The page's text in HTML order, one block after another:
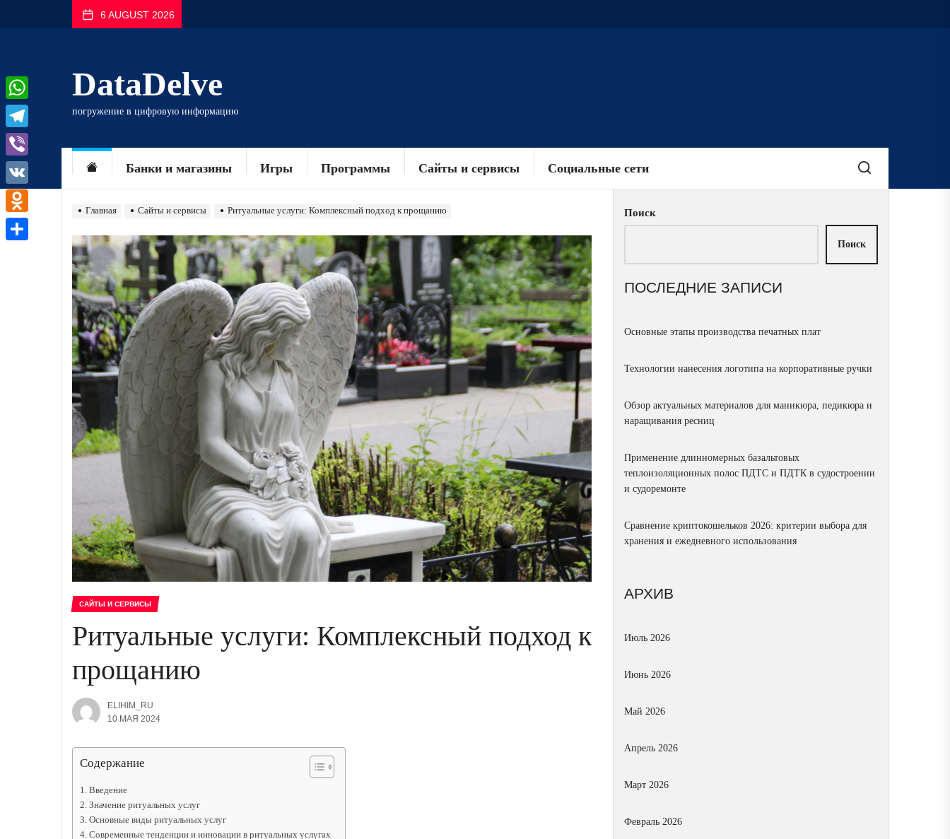
6 AUGUST 2026
DataDelve
погружение в цифровую информацию
Банки и магазины Игры Программы Сайты и сервисы Социальные сети
Главная Сайты и сервисы Ритуальные услуги: Комплексный подход к прощанию
САЙТЫ И СЕРВИСЫ
Ритуальные услуги: Комплексный подход к
прощанию
ELIHIM_RU
10 МАЯ 2024
Содержание
Введение
Значение ритуальных услуг
Основные виды ритуальных услуг
Современные тенденции и инновации в ритуальных услугах
Поиск
Поиск
ПОСЛЕДНИЕ ЗАПИСИ
Основные этапы производства печатных плат
Технологии нанесения логотипа на корпоративные ручки
Обзор актуальных материалов для маникюра, педикюра и
наращивания ресниц
Применение длинномерных базальтовых
теплоизоляционных полос ПДТС и ПДТК в судостроении
и судоремонте
Сравнение криптокошельков 2026: критерии выбора для
хранения и ежедневного использования
АРХИВ
Июль 2026
Июнь 2026
Май 2026
Апрель 2026
Март 2026
Февраль 2026
WhatsApp
Telegram
Viber
VK
Odnoklassniki